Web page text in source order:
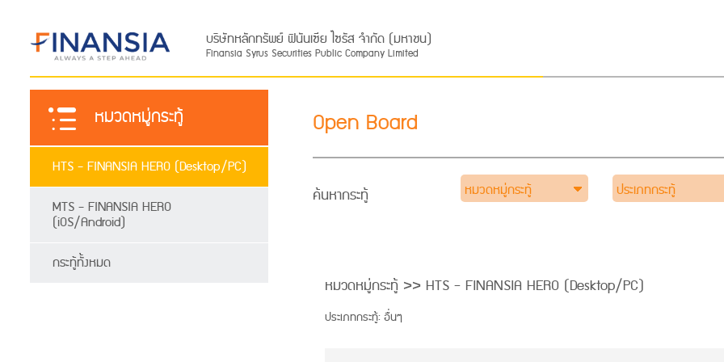
บริษัทหลักทรัพย์ ฟินันเซีย ไซรัส จำกัด (มหาชน)
Finansia Syrus Securities Public Company Limited
หมวดหมู่กระทู้
HTS - FINANSIA HERO (Desktop/PC)
MTS - FINANSIA HERO
(iOS/Android)
กระทู้ทั้งหมด
Open Board
ค้นหากระทู้ หมวดหมู่กระทู้ ประเภทกระทู้
หมวดหมู่กระทู้ >> HTS - FINANSIA HERO (Desktop/PC)
ประเภทกระทู้: อื่นๆ